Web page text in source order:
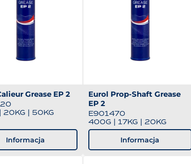
Grease EP 2
20KG 50KG
Informacja
Eurol Prop-Shaft Grease
EP 2
E901470
400G
17KG 20KG
Informacja